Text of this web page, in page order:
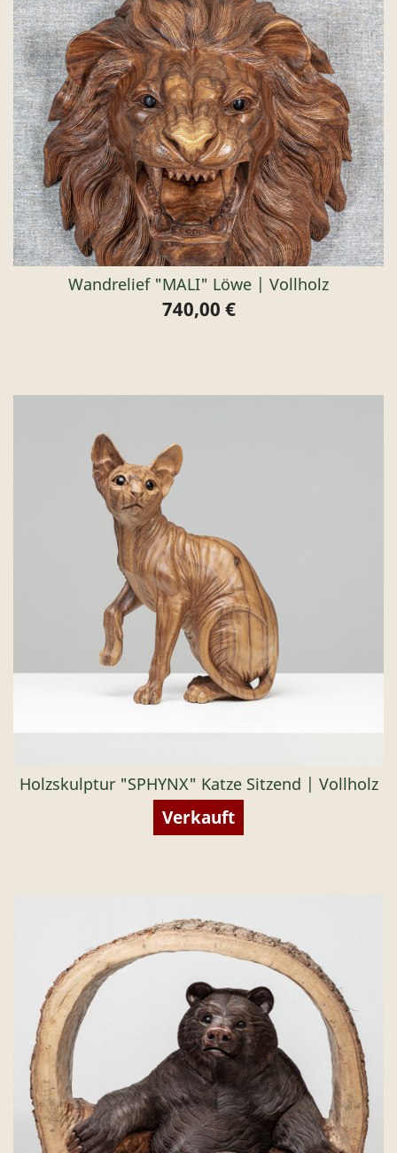
Wandrelief "MALI" Löwe | Vollholz
Preis
740,00 €
Holzskulptur "SPHYNX" Katze Sitzend | Vollholz
Verkauft